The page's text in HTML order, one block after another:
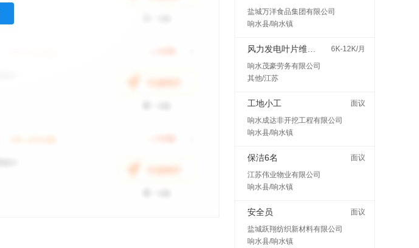
盐城万洋食品集团有限公司
响水县/响水镇
6K-12K/月
响水茂豪劳务有限公司
其他/江苏
工地小工
面议
响水成达非开挖工程有限公司
响水县/响水镇
保洁6名
面议
江苏伟业物业有限公司
响水县/响水镇
安全员
面议
盐城跃翔纺织新材料有限公司
响水县/响水镇